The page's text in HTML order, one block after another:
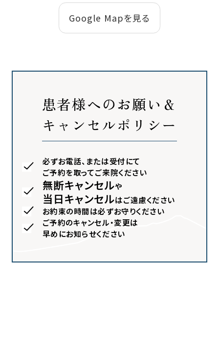
Google Mapを見る
患者様へのお願い＆
キャンセルポリシー
必ずお電話、または受付にて
ご予約を取ってご来院ください
無断キャンセルや
当日キャンセルはご遠慮ください
お約束の時間は必ずお守りください
ご予約のキャンセル・変更は
早めにお知らせください